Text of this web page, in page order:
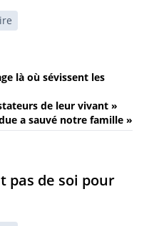
là où sévissent les
de leur vivant »
a sauvé notre famille »
pas de soi pour